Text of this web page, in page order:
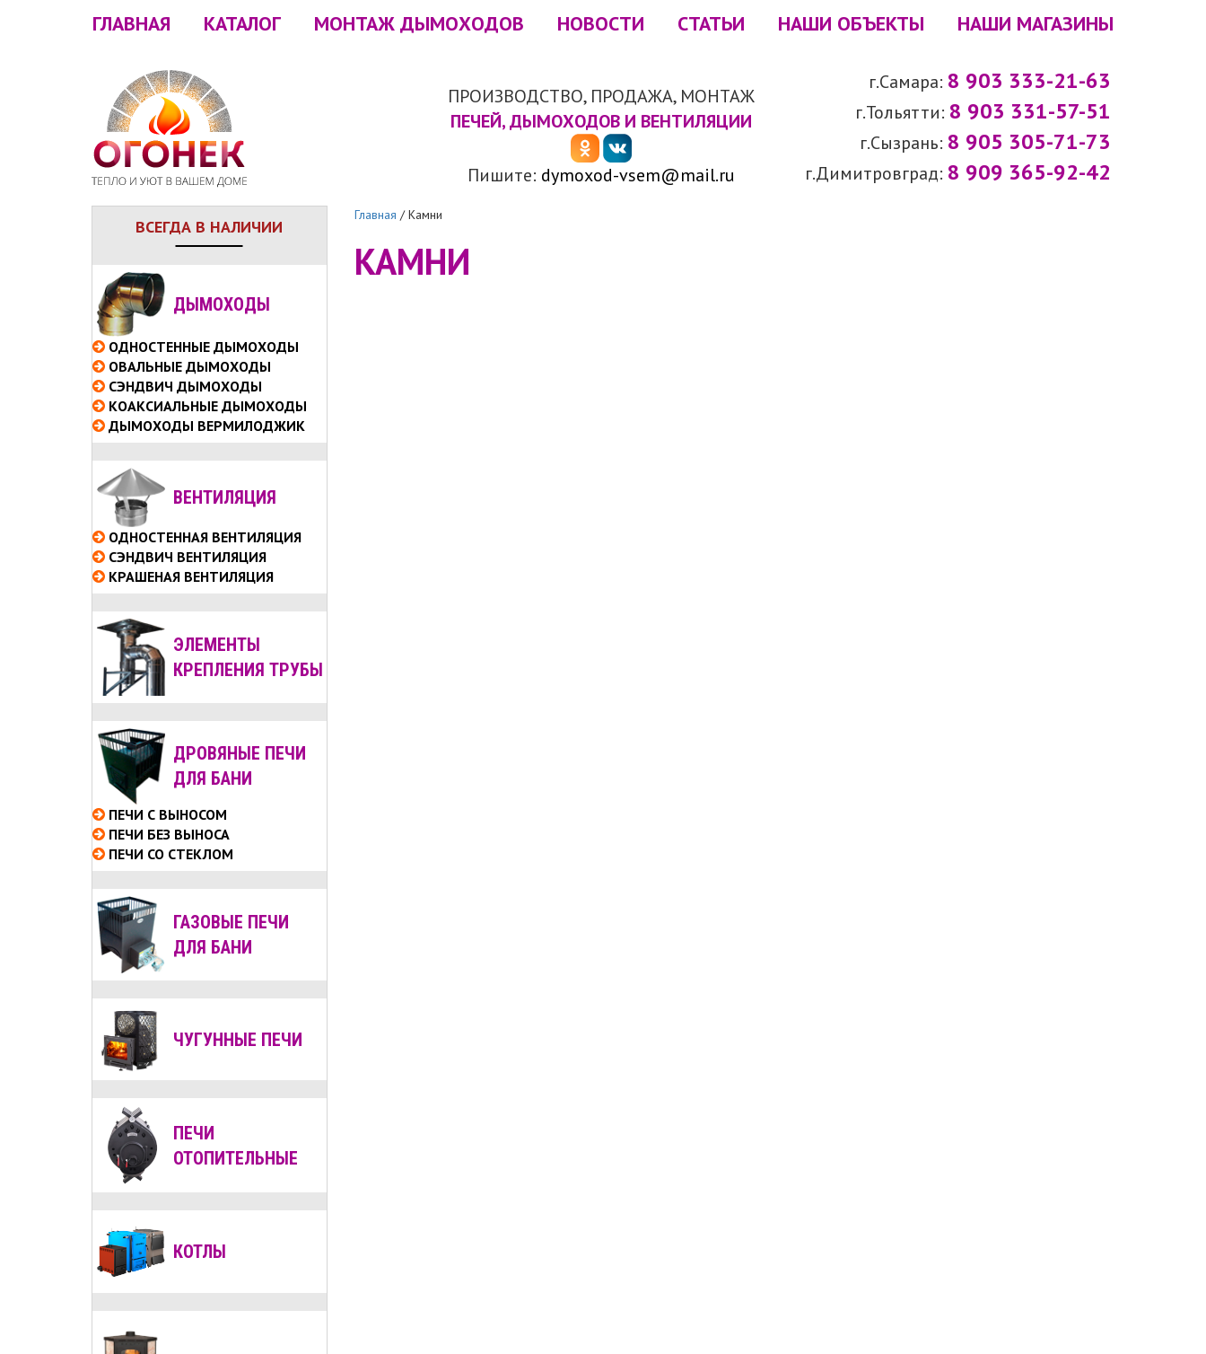
ГЛАВНАЯ КАТАЛОГ МОНТАЖ ДЫМОХОДОВ НОВОСТИ СТАТЬИ НАШИ ОБЪЕКТЫ НАШИ МАГАЗИНЫ
ПРОИЗВОДСТВО, ПРОДАЖА, МОНТАЖ
ПЕЧЕЙ, ДЫМОХОДОВ И ВЕНТИЛЯЦИИ
Пишите: dymoxod-vsem@mail.ru
г.Самара: 8 903 333-21-63
г.Тольятти: 8 903 331-57-51
г.Сызрань: 8 905 305-71-73
г.Димитровград: 8 909 365-92-42
Главная / Камни
КАМНИ
ВСЕГДА В НАЛИЧИИ
ДЫМОХОДЫ
ОДНОСТЕННЫЕ ДЫМОХОДЫ
ОВАЛЬНЫЕ ДЫМОХОДЫ
СЭНДВИЧ ДЫМОХОДЫ
КОАКСИАЛЬНЫЕ ДЫМОХОДЫ
ДЫМОХОДЫ ВЕРМИЛОДЖИК
ВЕНТИЛЯЦИЯ
ОДНОСТЕННАЯ ВЕНТИЛЯЦИЯ
СЭНДВИЧ ВЕНТИЛЯЦИЯ
КРАШЕНАЯ ВЕНТИЛЯЦИЯ
ЭЛЕМЕНТЫ
КРЕПЛЕНИЯ ТРУБЫ
ДРОВЯНЫЕ ПЕЧИ
ДЛЯ БАНИ
ПЕЧИ С ВЫНОСОМ
ПЕЧИ БЕЗ ВЫНОСА
ПЕЧИ СО СТЕКЛОМ
ГАЗОВЫЕ ПЕЧИ
ДЛЯ БАНИ
ЧУГУННЫЕ ПЕЧИ
ПЕЧИ
ОТОПИТЕЛЬНЫЕ
КОТЛЫ